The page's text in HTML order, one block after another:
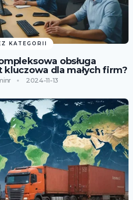
KATEGORII
obsługa
dla małych firm?
2024-11-13